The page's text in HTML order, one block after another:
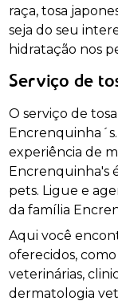
raça, tosa
seja do seu
hidratação nos
Serviço de
O serviço de
experiência de
Encrenquinha's
pets. Ligue e
da família
Aqui você
oferecidos,
veterinárias,
dermatologia